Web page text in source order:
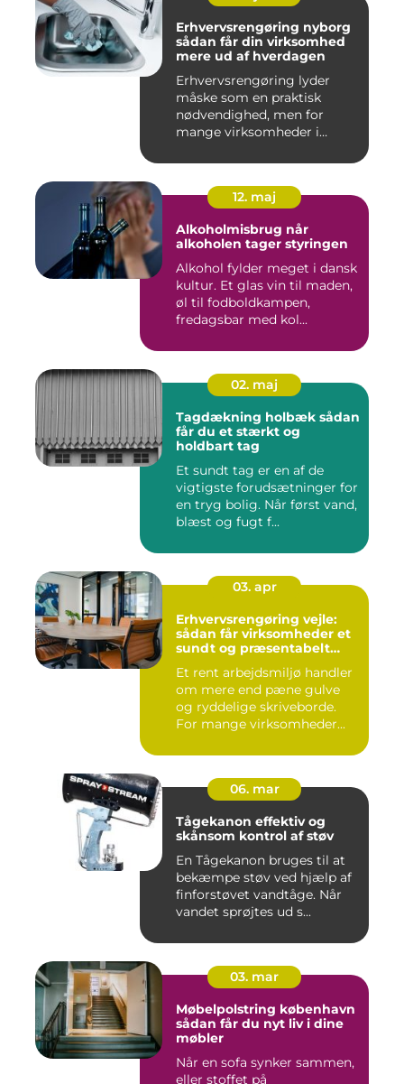
Erhvervsrengøring nyborg
sådan får din virksomhed
mere ud af hverdagen
Erhvervsrengøring lyder
måske som en praktisk
nødvendighed, men for
mange virksomheder i
12. maj
Alkoholmisbrug når
alkoholen tager styringen
Alkohol fylder meget i dansk
kultur. Et glas vin til maden,
øl til fodboldkampen,
fredagsbar med kol...
02. maj
Tagdækning holbæk sådan
får du et stærkt og
holdbart tag
Et sundt tag er en af de
vigtigste forudsætninger for
en tryg bolig. Når først vand,
blæst og fugt f...
03. apr
Erhvervsrengøring vejle:
sådan får virksomheder et
sundt og præsentabelt
Et rent arbejdsmiljø handler
om mere end pæne gulve
og ryddelige skriveborde.
For mange virksomheder...
06. mar
Tågekanon effektiv og
skånsom kontrol af støv
En Tågekanon bruges til at
bekæmpe støv ved hjælp af
finforstøvet vandtåge. Når
vandet sprøjtes ud s...
03. mar
Møbelpolstring københavn
sådan får du nyt liv i dine
møbler
Når en sofa synker sammen,
eller stoffet på